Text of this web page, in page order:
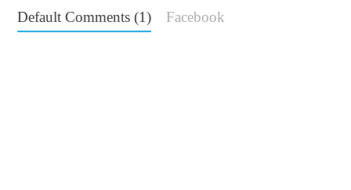
Default Comments (1) Facebook